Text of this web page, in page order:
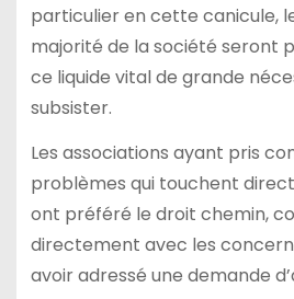
particulier en cette canicule,
majorité de la société seront
ce liquide vital de grande
subsister.
Les associations ayant pris
problèmes qui touchent
ont préféré le droit chemin,
directement avec les
avoir adressé une demande